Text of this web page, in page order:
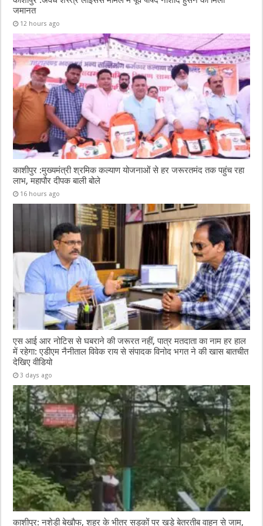
जमानत
12 hours ago
काशीपुर :मुख्यमंत्री श्रमिक कल्याण योजनाओं से हर जरूरतमंद तक पहुंच रहा
लाभ, महापौर दीपक बाली बोले
16 hours ago
एस आई आर नोटिस से घबराने की जरूरत नहीं, पात्र मतदाता का नाम हर हाल
में रहेगा: एडीएम नैनीताल विवेक राय से संपादक विनोद भगत ने की खास बातचीत
देखिए वीडियो
3 days ago
काशीपुर: नशेड़ी बेखौफ, शहर के भीतर सड़कों पर खड़े बेतरतीब वाहन से जाम,